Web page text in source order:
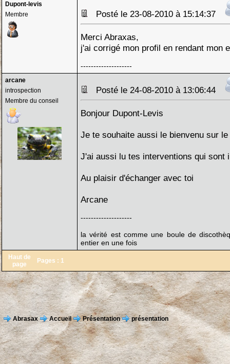
Dupont-levis
Membre
Posté le 23-08-2010 à 15:14:37
Merci Abraxas,
j'ai corrigé mon profil en rendant mon
--------------------
arcane
introspection
Membre du conseil
Posté le 24-08-2010 à 13:06:44
Bonjour Dupont-Levis
Je te souhaite aussi le bienvenu sur
J'ai aussi lu tes interventions qui sont
Au plaisir d'échanger avec toi
Arcane
--------------------
la vérité est comme une boule de
entier en une fois
Haut de
page
Pages : 1
Abrasax Accueil Présentation présentation